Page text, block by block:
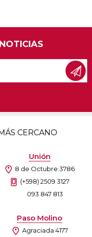
CERCANO
Unión
8 de Octubre 3786
(+598) 2509 3127
093 847 813
Paso Molino
Agraciada 4177